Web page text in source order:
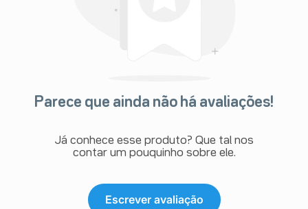
Parece que ainda não há avaliações!
Já conhece esse produto? Que tal nos
contar um pouquinho sobre ele.
Escrever avaliação